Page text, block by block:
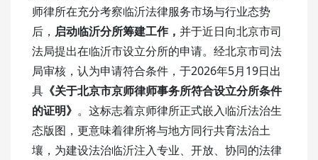
师律所在充分考察临沂法律服务市场与行业态势
后， 启动临沂分所筹建工作， 并于近日向北京市司
法局提出在临沂市设立分所的申请。经北京市司法
局审核，认为申请符合条件，于2026年5月19日出
具 《关于北京市京师律师事务所符合设立分所条件
的证明》 。这标志着京师律所正式嵌入临沂法治生
态版图，更意味着律所将与地方同行共育法治土
壤，为建设法治临沂注入专业、开放、协同的法律